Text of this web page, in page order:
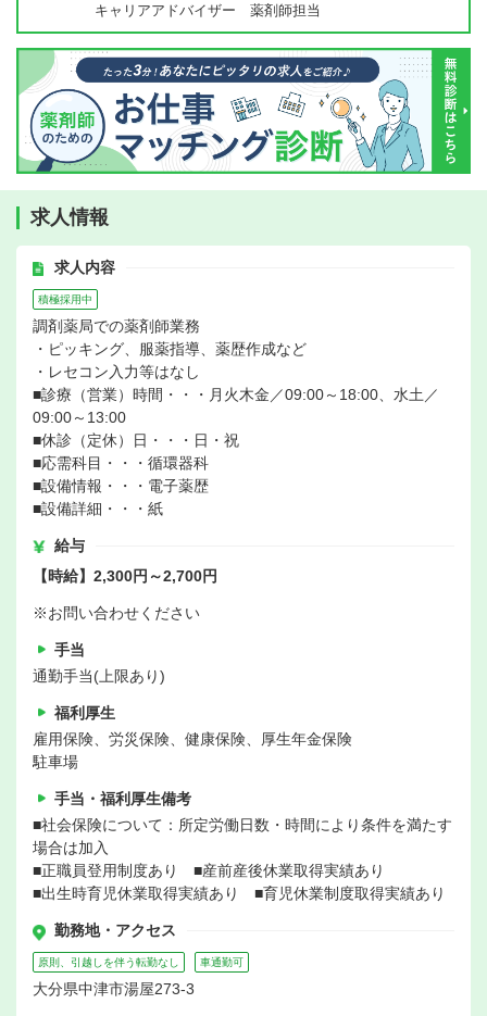
キャリアアドバイザー 薬剤師担当
求人情報
求人内容
積極採用中
調剤薬局での薬剤師業務
・ピッキング、服薬指導、薬歴作成など
・レセコン入力等はなし
■診療（営業）時間・・・月火木金／09:00～18:00、水土／
09:00～13:00
■休診（定休）日・・・日・祝
■応需科目・・・循環器科
■設備情報・・・電子薬歴
■設備詳細・・・紙
給与
【時給】2,300円～2,700円
※お問い合わせください
手当
通勤手当(上限あり)
福利厚生
雇用保険、労災保険、健康保険、厚生年金保険
駐車場
手当・福利厚生備考
■社会保険について：所定労働日数・時間により条件を満たす
場合は加入
■正職員登用制度あり ■産前産後休業取得実績あり
■出生時育児休業取得実績あり ■育児休業制度取得実績あり
勤務地・アクセス
原則、引越しを伴う転勤なし 車通勤可
大分県中津市湯屋273-3